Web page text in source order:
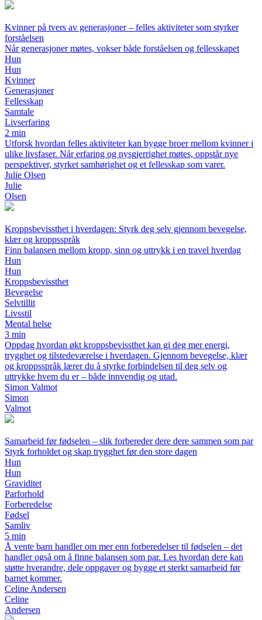
Kvinner på tvers av generasjoner – felles aktiviteter som styrker
forståelsen
Når generasjoner møtes, vokser både forståelsen og fellesskapet
Hun
Hun
Kvinner
Generasjoner
Fellesskap
Samtale
Livserfaring
2 min
Utforsk hvordan felles aktiviteter kan bygge broer mellom kvinner i
ulike livsfaser. Når erfaring og nysgjerrighet møtes, oppstår nye
perspektiver, styrket samhørighet og et fellesskap som varer.
Julie Olsen
Julie
Olsen
Kroppsbevissthet i hverdagen: Styrk deg selv gjennom bevegelse,
klær og kroppsspråk
Finn balansen mellom kropp, sinn og uttrykk i en travel hverdag
Hun
Hun
Kroppsbevissthet
Bevegelse
Selvtillit
Livsstil
Mental helse
3 min
Oppdag hvordan økt kroppsbevissthet kan gi deg mer energi,
trygghet og tilstedeværelse i hverdagen. Gjennom bevegelse, klær
og kroppsspråk lærer du å styrke forbindelsen til deg selv og
uttrykke hvem du er – både innvendig og utad.
Simon Valmot
Simon
Valmot
Samarbeid før fødselen – slik forbereder dere dere sammen som par
Styrk forholdet og skap trygghet før den store dagen
Hun
Hun
Graviditet
Parforhold
Forberedelse
Fødsel
Samliv
5 min
Å vente barn handler om mer enn forberedelser til fødselen – det
handler også om å finne balansen som par. Les hvordan dere kan
støtte hverandre, dele oppgaver og bygge et sterkt samarbeid før
barnet kommer.
Celine Andersen
Celine
Andersen